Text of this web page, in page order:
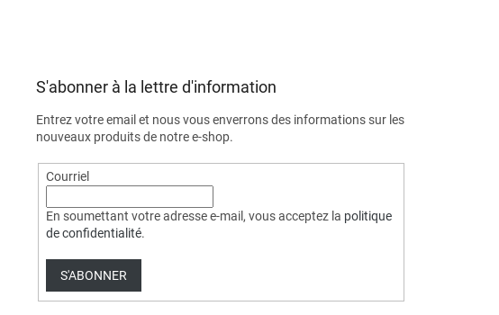
S'abonner à la lettre d'information
Entrez votre email et nous vous enverrons des informations sur les
nouveaux produits de notre e-shop.
Courriel
En soumettant votre adresse e-mail, vous acceptez la politique
de confidentialité.
S'ABONNER